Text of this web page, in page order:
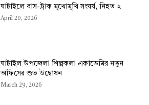
ঘাটাইলে বাস-ট্রাক মুখোমুখি সংঘর্ষ, নিহত ২
April 20, 2026
ঘাটাইল উপজেলা শিল্পকলা একাডেমির নতুন
অফিসের শুভ উদ্বোধন
March 29, 2026